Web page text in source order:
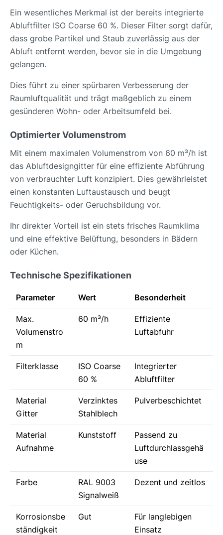
Ein wesentliches Merkmal ist der bereits integrierte
Abluftfilter ISO Coarse 60 %. Dieser Filter sorgt dafür,
dass grobe Partikel und Staub zuverlässig aus der
Abluft entfernt werden, bevor sie in die Umgebung
gelangen.
Dies führt zu einer spürbaren Verbesserung der
Raumluftqualität und trägt maßgeblich zu einem
gesünderen Wohn- oder Arbeitsumfeld bei.
Optimierter Volumenstrom
Mit einem maximalen Volumenstrom von 60 m³/h ist
das Abluftdesigngitter für eine effiziente Abführung
von verbrauchter Luft konzipiert. Dies gewährleistet
einen konstanten Luftaustausch und beugt
Feuchtigkeits- oder Geruchsbildung vor.
Ihr direkter Vorteil ist ein stets frisches Raumklima
und eine effektive Belüftung, besonders in Bädern
oder Küchen.
Technische Spezifikationen
Parameter Wert Besonderheit
Max.
Volumenstro
m
60 m³/h
Effiziente
Luftabfuhr
Filterklasse
ISO Coarse
60 %
Integrierter
Abluftfilter
Material
Gitter
Verzinktes
Stahlblech
Pulverbeschichtet
Material
Aufnahme
Kunststoff
Passend zu
Luftdurchlassgehä
use
Farbe
RAL 9003
Signalweiß
Dezent und zeitlos
Korrosionsbe
ständigkeit
Gut
Für langlebigen
Einsatz